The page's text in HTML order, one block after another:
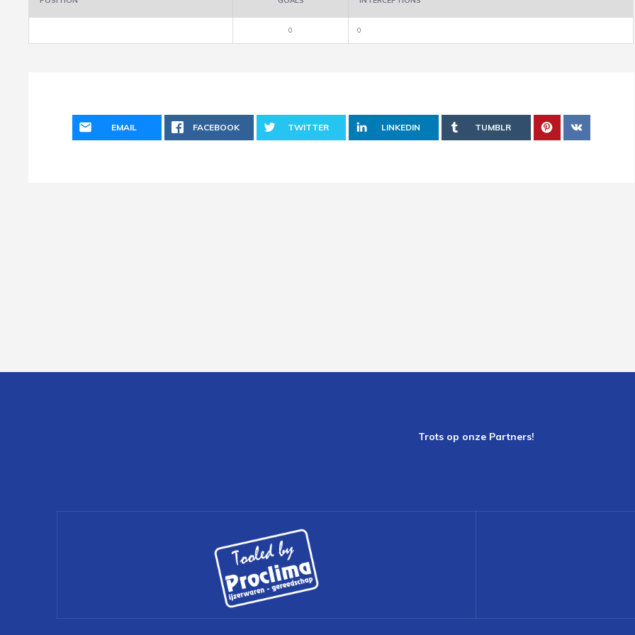
0 0
EMAIL FACEBOOK TWITTER LINKEDIN TUMBLR
Trots op onze Partners!